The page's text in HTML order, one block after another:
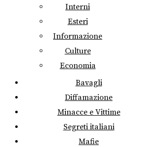
Interni
Esteri
Informazione
Culture
Economia
Bavagli
Diffamazione
Minacce e Vittime
Segreti italiani
Mafie